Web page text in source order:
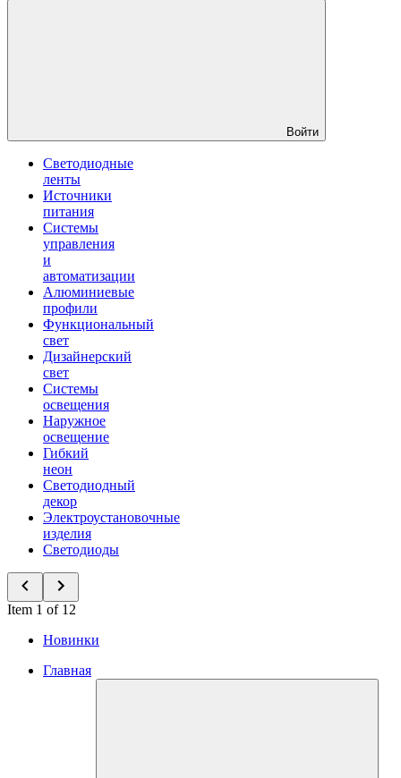
Войти
Светодиодные
ленты
Источники
питания
Системы
управления
и
автоматизации
Алюминиевые
профили
Функциональный
свет
Дизайнерский
свет
Системы
освещения
Наружное
освещение
Гибкий
неон
Светодиодный
декор
Электроустановочные
изделия
Светодиоды
Item 1 of 12
Новинки
Главная